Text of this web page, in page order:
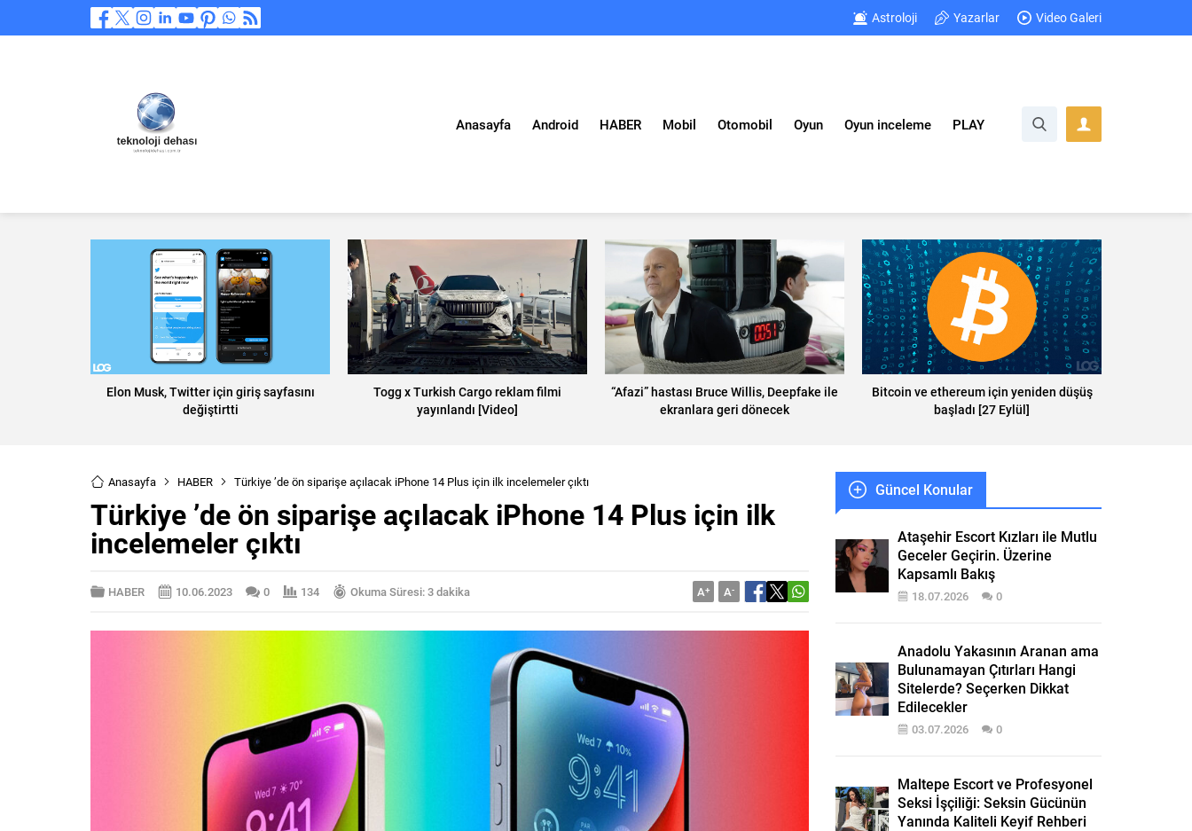
Astroloji Yazarlar Video Galeri
Anasayfa Android HABER Mobil Otomobil Oyun Oyun inceleme PLAY
Elon Musk, Twitter için giriş sayfasını
değiştirtti
Togg x Turkish Cargo reklam filmi
yayınlandı [Video]
“Afazi” hastası Bruce Willis, Deepfake ile
ekranlara geri dönecek
Bitcoin ve ethereum için yeniden düşüş
başladı [27 Eylül]
Anasayfa HABER Türkiye ’de ön siparişe açılacak iPhone 14 Plus için ilk incelemeler çıktı
Türkiye ’de ön siparişe açılacak iPhone 14 Plus için ilk
incelemeler çıktı
HABER 10.06.2023 0 134 Okuma Süresi: 3 dakika A+ A-
Güncel Konular
Ataşehir Escort Kızları ile Mutlu
Geceler Geçirin. Üzerine
Kapsamlı Bakış
18.07.2026 0
Anadolu Yakasının Aranan ama
Bulunamayan Çıtırları Hangi
Sitelerde? Seçerken Dikkat
Edilecekler
03.07.2026 0
Maltepe Escort ve Profesyonel
Seksi İşçiliği: Seksin Gücünün
Yanında Kaliteli Keyif Rehberi